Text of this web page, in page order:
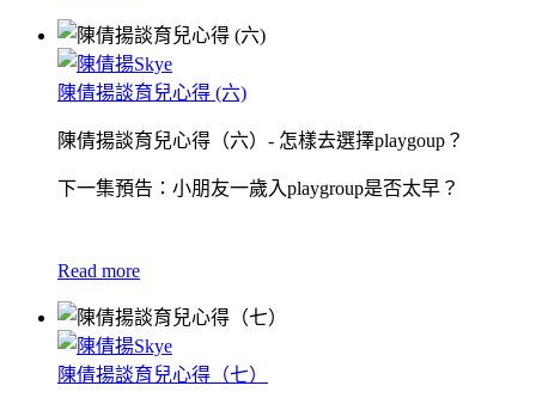
陳倩揚談育兒心得 (六)
陳倩揚談育兒心得（六）- 怎樣去選擇playgoup？
下一集預告：小朋友一歲入playgroup是否太早？
Read more
陳倩揚談育兒心得（七）